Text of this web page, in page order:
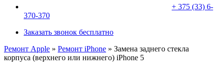
+ 375 (33) 6-
370-370
Заказать звонок бесплатно
Ремонт Apple » Ремонт iPhone » Замена заднего стекла
корпуса (верхнего или нижнего) iPhone 5